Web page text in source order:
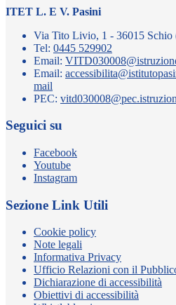
ITET L. E V. Pasini
Via Tito Livio, 1 - 36015
Tel: 0445 529902
Email:
Email:
mail
PEC:
Seguici su
Facebook
Youtube
Instagram
Sezione Link Utili
Cookie policy
Note legali
Informativa Privacy
Ufficio Relazioni con il
Dichiarazione di accessibilità
Obiettivi di accessibilità